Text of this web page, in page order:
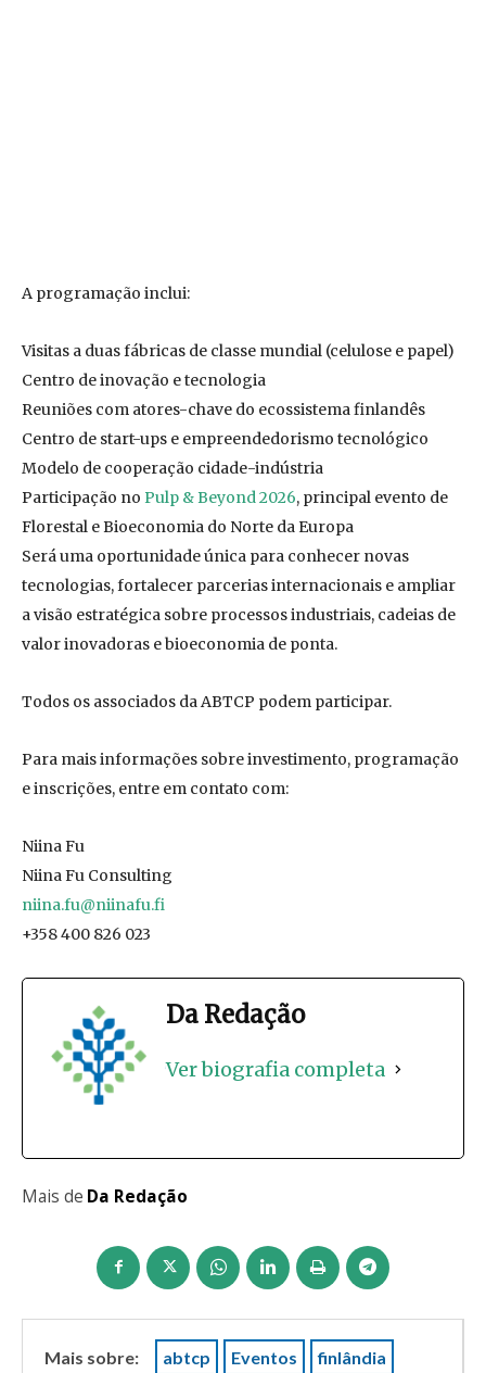
A programação inclui:
Visitas a duas fábricas de classe mundial (celulose e papel)
Centro de inovação e tecnologia
Reuniões com atores-chave do ecossistema finlandês
Centro de start-ups e empreendedorismo tecnológico
Modelo de cooperação cidade-indústria
Participação no Pulp & Beyond 2026, principal evento de
Florestal e Bioeconomia do Norte da Europa
Será uma oportunidade única para conhecer novas
tecnologias, fortalecer parcerias internacionais e ampliar
a visão estratégica sobre processos industriais, cadeias de
valor inovadoras e bioeconomia de ponta.
Todos os associados da ABTCP podem participar.
Para mais informações sobre investimento, programação
e inscrições, entre em contato com:
Niina Fu
Niina Fu Consulting
niina.fu@niinafu.fi
+358 400 826 023
Da Redação
Ver biografia completa
Mais de Da Redação
Mais sobre: abtcp Eventos finlândia